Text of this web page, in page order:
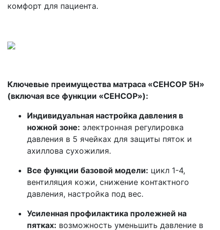
комфорт для пациента.
Ключевые преимущества матраса «СЕНСОР 5H»
(включая все функции «СЕНСОР»):
Индивидуальная настройка давления в
ножной зоне: электронная регулировка
давления в 5 ячейках для защиты пяток и
ахиллова сухожилия.
Все функции базовой модели: цикл 1-4,
вентиляция кожи, снижение контактного
давления, настройка под вес.
Усиленная профилактика пролежней на
пятках: возможность уменьшить давление в